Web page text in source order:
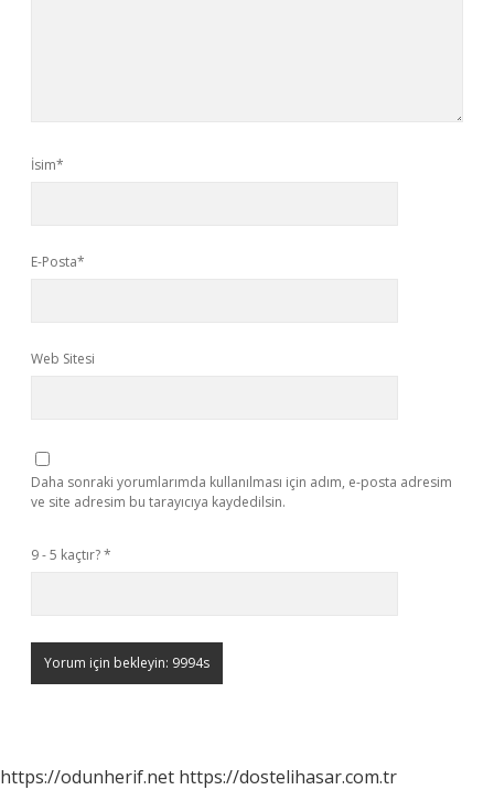
İsim*
E-Posta*
Web Sitesi
Daha sonraki yorumlarımda kullanılması için adım, e-posta adresim
ve site adresim bu tarayıcıya kaydedilsin.
9 - 5 kaçtır?*
https://odunherif.net https://dostelihasar.com.tr